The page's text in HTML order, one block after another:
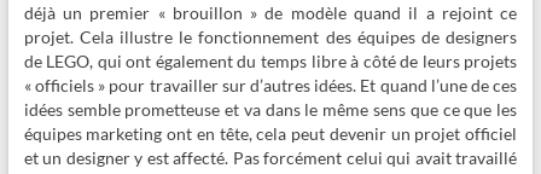
déjà un premier « brouillon » de modèle quand il a rejoint ce
projet. Cela illustre le fonctionnement des équipes de designers
de LEGO, qui ont également du temps libre à côté de leurs projets
« officiels » pour travailler sur d’autres idées. Et quand l’une de ces
idées semble prometteuse et va dans le même sens que ce que les
équipes marketing ont en tête, cela peut devenir un projet officiel
et un designer y est affecté. Pas forcément celui qui avait travaillé